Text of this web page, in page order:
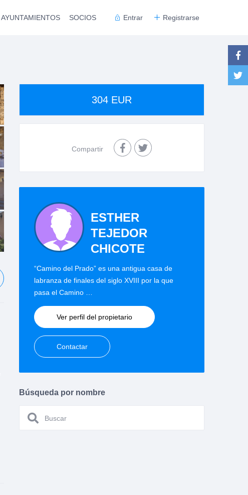
Entrar Registrarse
AYUNTAMIENTOS SOCIOS
304 EUR
Compartir
ESTHER
TEJEDOR
CHICOTE
“Camino del Prado” es una antigua casa de
labranza de finales del siglo XVIII por la que
pasa el Camino …
Ver perfil del propietario
Contactar
Búsqueda por nombre